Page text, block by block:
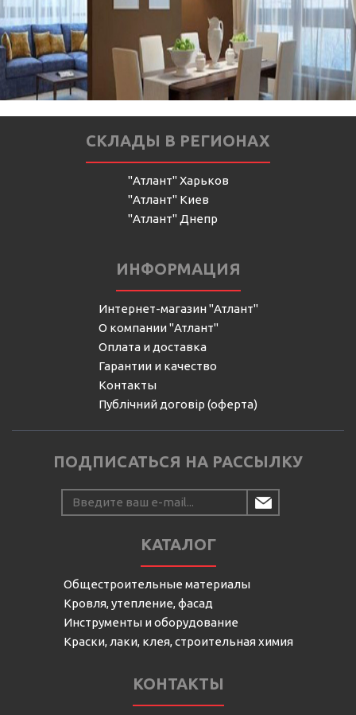
СКЛАДЫ В РЕГИОНАХ
"Атлант" Харьков
"Атлант" Киев
"Атлант" Днепр
ИНФОРМАЦИЯ
Интернет-магазин "Атлант"
О компании "Атлант"
Оплата и доставка
Гарантии и качество
Контакты
Публічний договір (оферта)
ПОДПИСАТЬСЯ НА РАССЫЛКУ
КАТАЛОГ
Общестроительные материалы
Кровля, утепление, фасад
Инструменты и оборудование
Краски, лаки, клея, строительная химия
КОНТАКТЫ